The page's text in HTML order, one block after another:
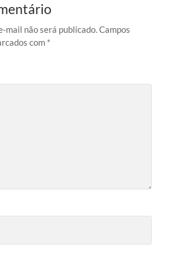
mail não será publicado.Campos
com *